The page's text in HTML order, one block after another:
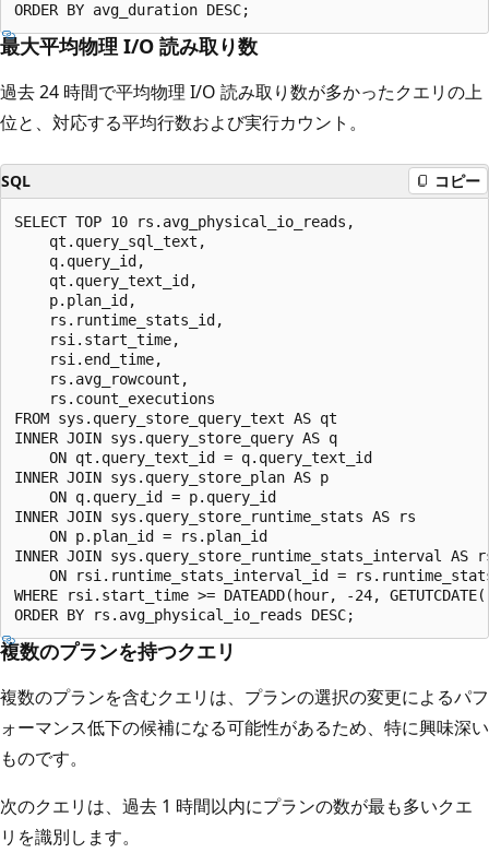
最大平均物理 I/O 読み取り数
過去 24 時間で平均物理 I/O 読み取り数が多かったクエリの上
位と、対応する平均行数および実行カウント。
SQL コピー
SELECT TOP 10 rs.avg_physical_io_reads,
    qt.query_sql_text,
    q.query_id,
    qt.query_text_id,
    p.plan_id,
    rs.runtime_stats_id,
    rsi.start_time,
    rsi.end_time,
    rs.avg_rowcount,
    rs.count_executions
FROM sys.query_store_query_text AS qt
INNER JOIN sys.query_store_query AS q
    ON qt.query_text_id = q.query_text_id
INNER JOIN sys.query_store_plan AS p
    ON q.query_id = p.query_id
INNER JOIN sys.query_store_runtime_stats AS rs
    ON p.plan_id = rs.plan_id
INNER JOIN sys.query_store_runtime_stats_interval AS
ON rsi.runtime_stats_interval_id =
WHERE rsi.start_time >= DATEADD(hour, -24,
複数のプランを持つクエリ
複数のプランを含むクエリは、プランの選択の変更によるパフ
ォーマンス低下の候補になる可能性があるため、特に興味深い
ものです。
次のクエリは、過去 1 時間以内にプランの数が最も多いクエ
リを識別します。